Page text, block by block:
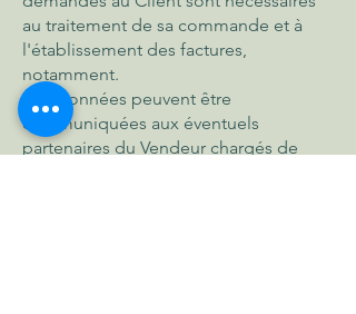
au traitement de sa commande et à
l'établissement des factures,
notamment.
Ces données peuvent être
communiquées aux éventuels
partenaires du Vendeur chargés de